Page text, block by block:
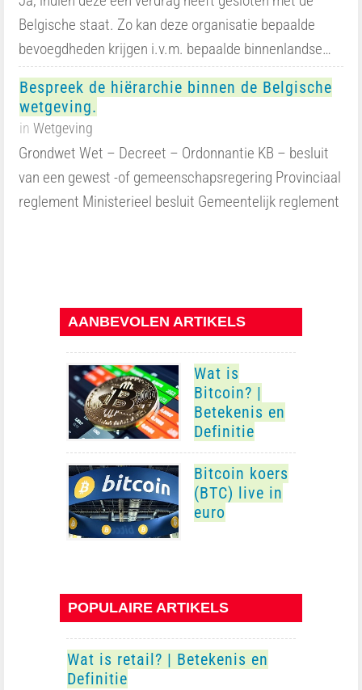
Belgische staat. Zo kan deze organisatie bepaalde
bevoegdheden krijgen i.v.m. bepaalde binnenlandse…
Bespreek de hiërarchie binnen de Belgische
wetgeving.
in Wetgeving
Grondwet Wet – Decreet – Ordonnantie KB – besluit
van een gewest -of gemeenschapsregering Provinciaal
reglement Ministerieel besluit Gemeentelijk reglement
AANBEVOLEN ARTIKELS
Wat is
Bitcoin? |
Betekenis en
Definitie
Bitcoin koers
(BTC) live in
euro
POPULAIRE ARTIKELS
Wat is retail? | Betekenis en
Definitie